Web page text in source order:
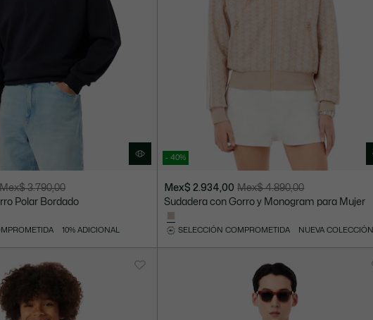
Mex$ 3.790,00
Polar Bordado
10% ADICIONAL
- 40%
Mex$ 2.934,00
Precio
del
descuento:
Mex$
Mex$ 4.890,00
Precio
antes
del
descuento:
Sudadera con Gorro y Monogram para Mujer
SELECCIÓN COMPROMETIDA NUEVA COLECCIÓN